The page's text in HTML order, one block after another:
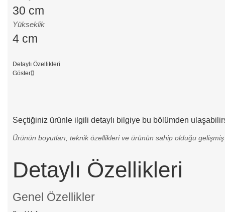
30 cm
Yükseklik
4 cm
Detaylı Özellikleri
Göster
Seçtiğiniz ürünle ilgili detaylı bilgiye bu bölümden
Ürünün boyutları, teknik özellikleri ve ürünün sahip olduğu
Detaylı Özellikleri
Genel Özellikler